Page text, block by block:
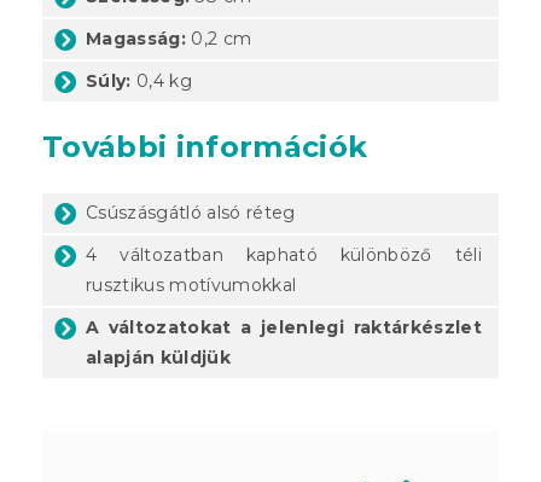
Magasság: 0,2 cm
Súly: 0,4 kg
További információk
Csúszásgátló alsó réteg
4 változatban kapható különböző téli
rusztikus motívumokkal
A változatokat a jelenlegi raktárkészlet
alapján küldjük